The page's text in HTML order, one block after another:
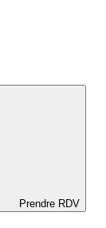
Prendre RDV